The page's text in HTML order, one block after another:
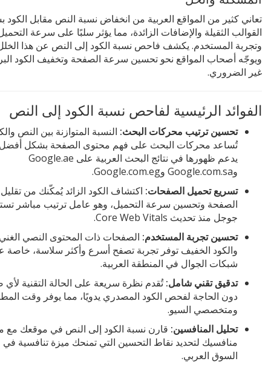
تعاني كثير من المواقع العربية من انخفاض نسبة النص مقابل
القوالب الثقيلة والإضافات الزائدة، مما يؤثر سلبًا على سرعة
وتجربة المستخدم. يكشف فاحص نسبة الكود إلى النص عن هذا
ويوجّه أصحاب المواقع نحو تحسين سرعة الصفحة وتخفيف الكود
غير الضروري.
الفوائد الرئيسية لفاحص نسبة الكود إلى النص
تحسين ترتيب محركات البحث: النسبة المتوازنة بين النص
تُساعد محركات البحث على فهم محتوى الصفحة بشكل
يدعم ظهورها في نتائج البحث العربية على Google.ae
وGoogle.com.sa وGoogle.com.eg.
تسريع تحميل الصفحات: اكتشاف الكود الزائد يُمكّنك من
الصفحة وتحسين سرعة التحميل، وهو عامل ترتيب مباشر
جوجل منذ تحديث Core Web Vitals.
تحسين تجربة المستخدم: الصفحات ذات المحتوى النصي
والكود الخفيف توفر تجربة تصفح أسرع وأكثر سلاسة، خاصة
شبكات الجوال في المنطقة العربية.
تدقيق تقني شامل:تُقدم نظرة سريعة على الحالة التقنية
دون الحاجة لفحص الكود المصدري يدويًا، مما يوفر وقت
ومتخصصي السيو.
تحليل المنافسين: قارن نسبة الكود إلى النص في موقعك مع
منافسيك لتحديد نقاط التحسين التي تمنحك ميزة تنافسية في
السوق العربي.